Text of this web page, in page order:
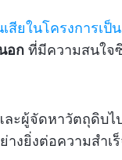
สียในโครงการเป็น
อก ที่มีความสนใจ
ะผู้จัดหาวัตถุดิบไ
งยิ่งต่อความสำเ